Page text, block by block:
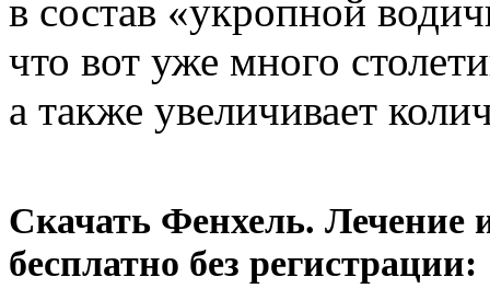
в состав «укропной
что вот уже много
а также увеличивает
Скачать Фенхель. Лечение
бесплатно без регистрации: